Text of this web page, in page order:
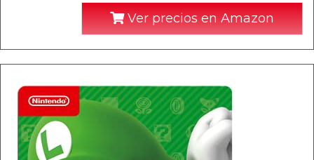
Ver precios en Amazon